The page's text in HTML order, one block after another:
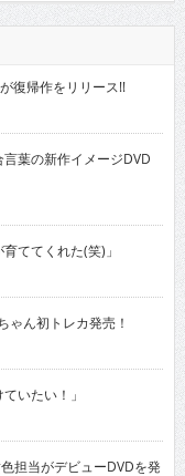
復帰作をリリース!!
葉の新作イメージDVD
ててくれた(笑)」
ん初トレカ発売！
いたい！」
担当がデビューDVDを発